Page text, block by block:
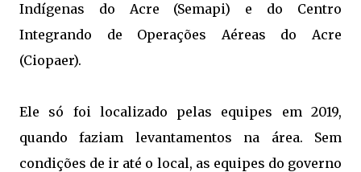
Indígenas do Acre (Semapi) e do Centro
Integrando de Operações Aéreas do Acre
(Ciopaer).
Ele só foi localizado pelas equipes em 2019,
quando faziam levantamentos na área. Sem
condições de ir até o local, as equipes do governo